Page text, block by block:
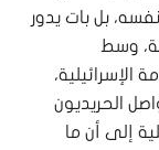
بل بات يدور
وسط
الحريديون
إلى أن ما